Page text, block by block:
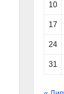
10
17
24
31